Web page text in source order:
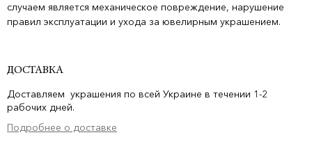
случаем является механическое повреждение, нарушение
правил эксплуатации и ухода за ювелирным украшением.
ДОСТАВКА
Доставляем украшения по всей Украине в течении 1-2
рабочих дней.
Подробнее о доставке